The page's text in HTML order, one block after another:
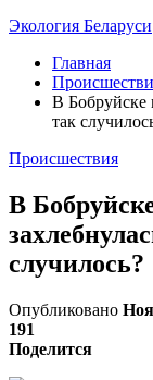
Экология Беларуси
Главная
В Бобруйске
так
Происшествия
В
случилось?
Опубликовано
191
Поделится